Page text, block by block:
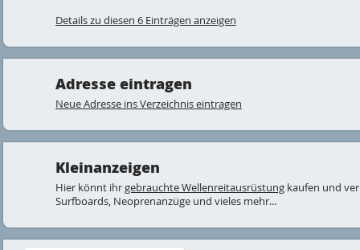
Details zu diesen 6 Einträgen anzeigen
Adresse eintragen
Neue Adresse ins Verzeichnis eintragen
Kleinanzeigen
Hier könnt ihrgebrauchte Wellenreitausrüstung kaufen und
Surfboards, Neoprenanzüge und vieles mehr...